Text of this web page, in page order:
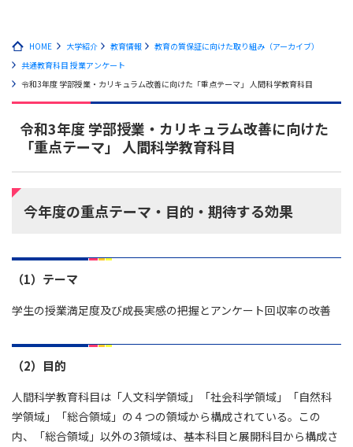
HOME 大学紹介 教育情報
教育の質保証に向けた取り組み（アーカイブ）
共通教育科目 授業アンケート
令和3年度 学部授業・カリキュラム改善に向けた「重点テーマ」 人間科学教育科目
令和3年度 学部授業・カリキュラム改善に向けた
「重点テーマ」 人間科学教育科目
今年度の重点テーマ・目的・期待する効果
（1）テーマ
学生の授業満足度及び成長実感の把握とアンケート回収率の改善
（2）目的
人間科学教育科目は「人文科学領域」「社会科学領域」「自然科
学領域」「総合領域」の４つの領域から構成されている。この
内、「総合領域」以外の3領域は、基本科目と展開科目から構成さ